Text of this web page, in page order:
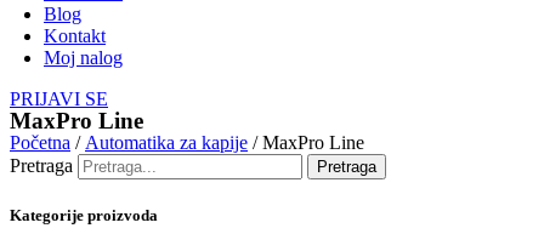
Blog
Kontakt
Moj nalog
PRIJAVI SE
MaxPro Line
Početna / Automatika za kapije / MaxPro Line
Pretraga
Pretraga
Kategorije proizvoda